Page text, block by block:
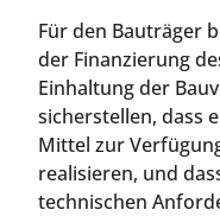
Für den Bauträger
der Finanzierung
Einhaltung der
sicherstellen, dass
Mittel zur
realisieren, und
technischen